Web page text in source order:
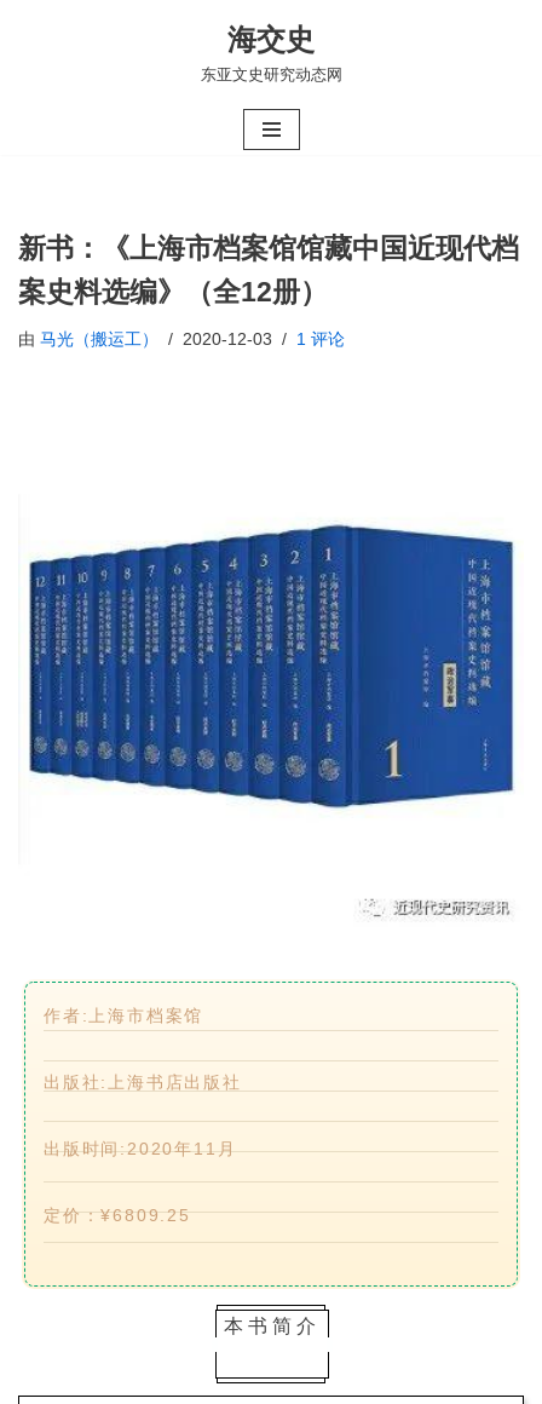
海交史
东亚文史研究动态网
新书：《上海市档案馆馆藏中国近现代档
案史料选编》（全12册）
由 马光（搬运工） 2020-12-03 1 评论
作者:上海市档案馆
出版社:上海书店出版社
出版时间:2020年11月
定价：¥6809.25
本书简介